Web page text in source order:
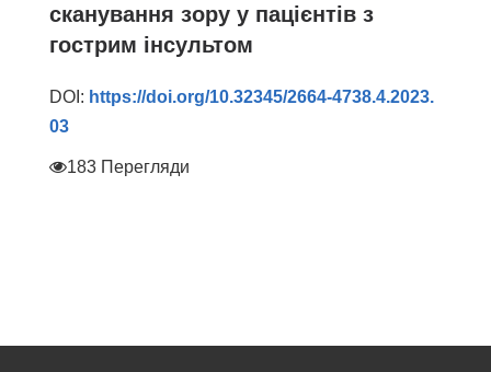
сканування зору у пацієнтів з
гострим інсультом
DOI: https://doi.org/10.32345/2664-4738.4.2023.
03
183 Перегляди